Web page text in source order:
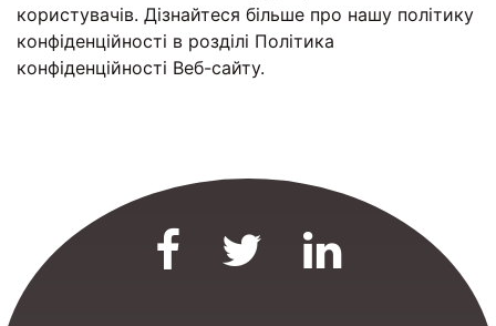
користувачів. Дізнайтеся більше про нашу політику
конфіденційності в розділі Політика
конфіденційності Веб-сайту.